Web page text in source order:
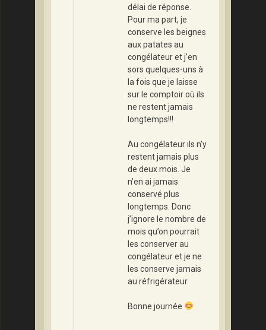
délai de réponse.
Pour ma part, je
conserve les beignes
aux patates au
congélateur et j’en
sors quelques-uns à
la fois que je laisse
sur le comptoir où ils
ne restent jamais
longtemps!!!
Au congélateur ils n’y
restent jamais plus
de deux mois. Je
n’en ai jamais
conservé plus
longtemps. Donc
j’ignore le nombre de
mois qu’on pourrait
les conserver au
congélateur et je ne
les conserve jamais
au réfrigérateur.
Bonne journée